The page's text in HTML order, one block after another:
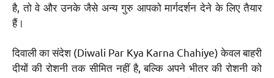
है, तो वे और उनके जैसे अन्य गुरु आपको मार्गदर्शन देने के लिए तैयार
हैं।
दिवाली का संदेश (Diwali Par Kya Karna Chahiye) केवल बाहरी
दीयों की रोशनी तक सीमित नहीं है, बल्कि अपने भीतर की रोशनी को